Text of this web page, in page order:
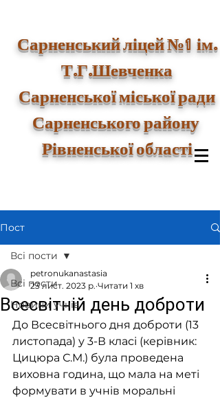
Сарненський ліцей №1ім.
Т.Г.Шевченка
Сарненської міської ради
Сарненського району
Рівненської області
Пост
Всі пости
Новини учнів
Всі пости
Всесвітній день доброти
petronukanastasia
23 лист. 2023 р. Читати 1 хв
До Всесвітнього дня доброти (13
листопада) у 3-В класі (керівник:
Цицюра С.М.) була проведена
виховна година, що мала на меті
формувати в учнів моральні